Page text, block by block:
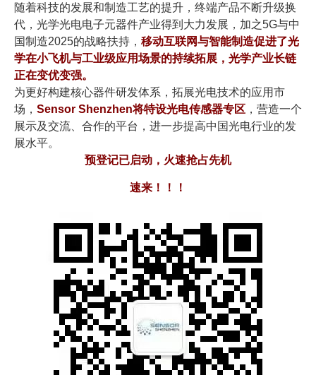
随着科技的发展和制造工艺的提升，终端产品不断升级换
代，光学光电电子元器件产业得到大力发展，加之5G与中
国制造2025的战略扶持， 移动互联网与智能制造促进了光
学在小飞机与工业级应用场景的持续拓展，光学产业长链
正在变优变强。
为更好构建核心器件研发体系，拓展光电技术的应用市
场， Sensor Shenzhen将特设光电传感器专区 ，营造一个
展示及交流、合作的平台，进一步提高中国光电行业的发
展水平。
预登记已启动，火速抢占先机
速来！！！